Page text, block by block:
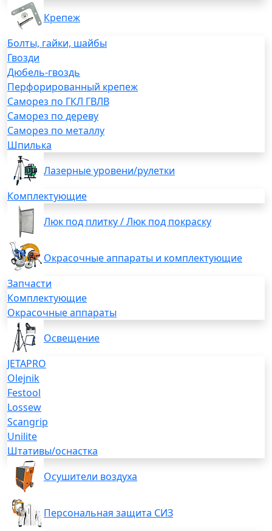
Крепеж
Болты, гайки, шайбы
Гвозди
Дюбель-гвоздь
Перфорированный крепеж
Саморез по ГКЛ ГВЛВ
Саморез по дереву
Саморез по металлу
Шпилька
Лазерные уровени/рулетки
Комплектующие
Люк под плитку / Люк под покраску
Окрасочные аппараты и комплектующие
Запчасти
Комплектующие
Окрасочные аппараты
Освещение
JETAPRO
Olejnik
Festool
Lossew
Scangrip
Unilite
Штативы/оснастка
Осушители воздуха
Персональная защита СИЗ